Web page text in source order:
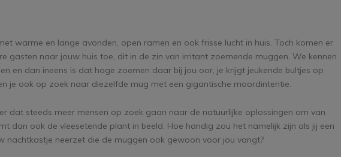
warme en lange avonden, open ramen en ook frisse lucht in huis. Toch komen er
gasten naar jouw huis toe, dit in de zin van irritant zoemende muggen. We kennen
en dan ineens is dat hoge zoemen daar bij jou oor, je krijgt jeukende bultjes op
je ook op zoek naar diezelfde mug met een gigantische moordintentie.
dat steeds meer mensen op zoek gaan naar de natuurlijke oplossingen om van
dan ook de vleesetende plant in beeld. Hoe handig zou het namelijk zijn als jij een
nachtkastje neerzet die de muggen ook gewoon voor jou vangt?